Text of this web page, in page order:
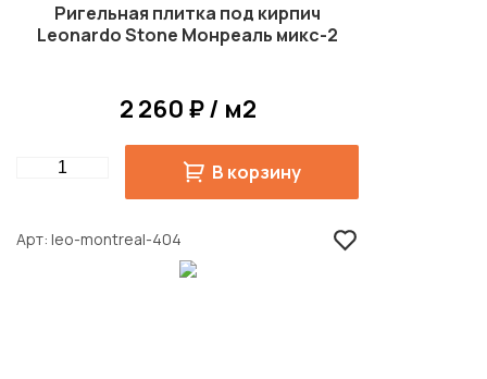
Ригельная плитка под кирпич
Leonardo Stone Монреаль микс-2
2 260 ₽ / м2
Quantity В корзину
Арт leo-montreal-404